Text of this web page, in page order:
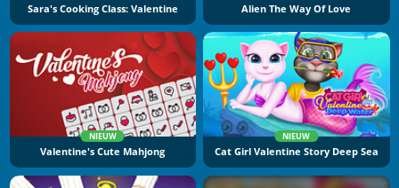
Sara's Cooking Class: Valentine Alien The Way Of Love
NIEUW
Valentine's Cute Mahjong
NIEUW
Cat Girl Valentine Story Deep Sea